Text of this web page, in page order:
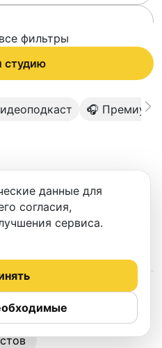
фильтры
студию
🎧 Премиум
Липецке
данные для
согласия,
сервиса.